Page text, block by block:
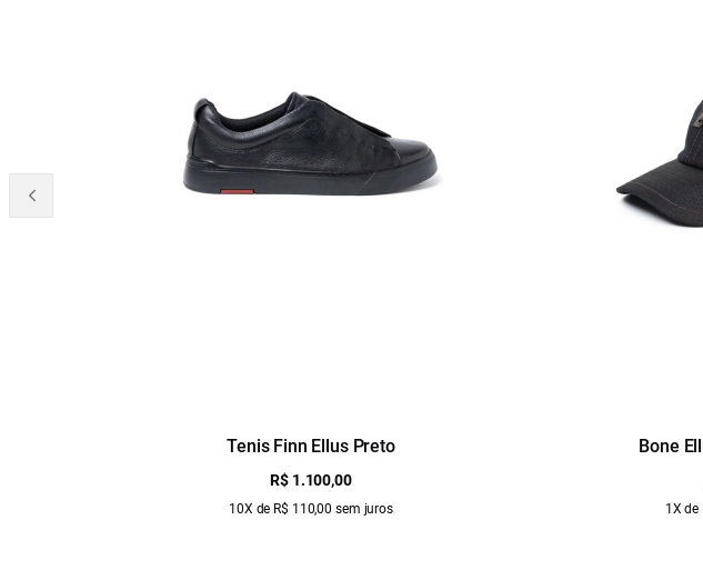
Tenis Finn Ellus Preto
R$ 1.100,00
10X de R$ 110,00 sem juros
Bone
1X de